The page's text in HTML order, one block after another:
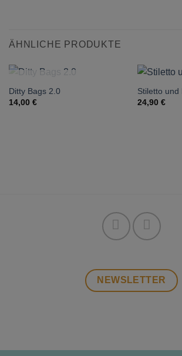
ÄHNLICHE PRODUKTE
NICHT VORRÄTIG
Ditty Bags 2.0
14,00 €
Stiletto und
24,90 €
NEWSLETTER